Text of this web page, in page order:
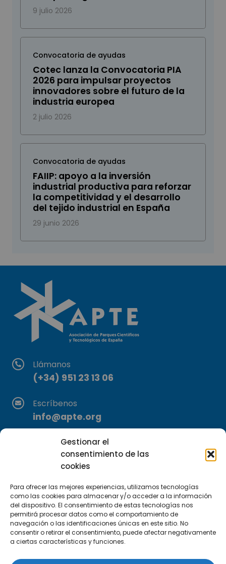
Gestionar el
consentimiento de las
cookies
Para ofrecer las mejores experiencias, utilizamos tecnologías
como las cookies para almacenar y/o acceder a la información
del dispositivo. El consentimiento de estas tecnologías nos
permitirá procesar datos como el comportamiento de
navegación o las identificaciones únicas en este sitio. No
consentir o retirar el consentimiento, puede afectar negativamente
a ciertas características y funciones.
9 julio 2026
Convocatoria de ayudas
Cotec lanza la Convocatoria PIA
2026 para impulsar proyectos
innovadores sobre el futuro de la
industria europea
2 julio 2026
Convocatoria de ayudas
FAIIP: apoyo a la inversión
industrial productiva para reforzar
la competitividad y el desarrollo
del tejido industrial en España
29 junio 2026
Llámanos
(+34) 951 23 13 06
Escríbenos
info@apte.org
Encuéntranos
C/Marie Curie, 35
29590 Campanillas, Málaga